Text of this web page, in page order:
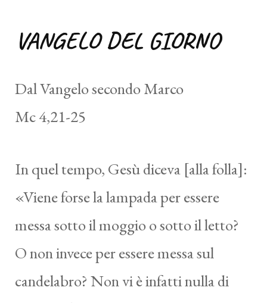
VANGELO DEL GIORNO
Dal Vangelo secondo Marco
Mc 4,21-25
In quel tempo, Gesù diceva [alla folla]:
«Viene forse la lampada per essere
messa sotto il moggio o sotto il letto?
O non invece per essere messa sul
candelabro? Non vi è infatti nulla di